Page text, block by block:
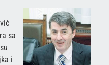
sa
i